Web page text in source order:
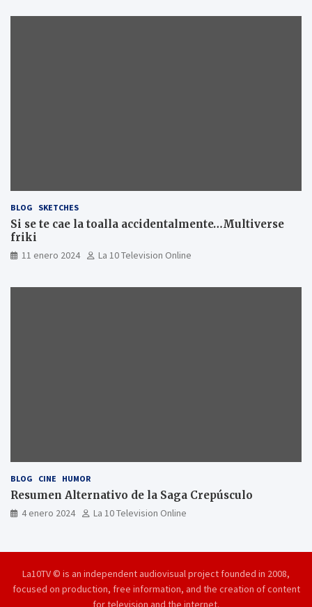
BLOG SKETCHES
Si se te cae la toalla accidentalmente…Multiverse
friki
11 enero 2024 La 10 Television Online
BLOG CINE HUMOR
Resumen Alternativo de la Saga Crepúsculo
4 enero 2024 La 10 Television Online
La10TV © is an independent audiovisual project founded in 2008,
focused on production, free information, and the creation of content
for television and the internet.